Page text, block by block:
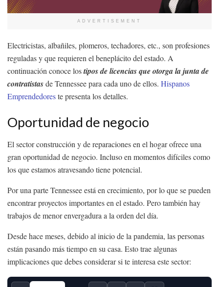
ADVERTISEMENT
Electricistas, albañiles, plomeros, techadores, etc., son profesiones
reguladas y que requieren el beneplácito del estado. A
continuación conoce lostipos de licencias que otorga la junta de
contratistasde Tennessee para cada uno de ellos. Hispanos
Emprendedoreste presenta los detalles.
Oportunidad de negocio
El sector construcción y de reparaciones en el hogar ofrece una
gran oportunidad de negocio. Incluso en momentos difíciles como
los que estamos atravesando tiene potencial.
Por una parte Tennessee está en crecimiento, por lo que se pueden
encontrar proyectos importantes en el estado. Pero también hay
trabajos de menor envergadura a la orden del día.
Desde hace meses, debido al inicio de la pandemia, las personas
están pasando más tiempo en su casa. Esto trae algunas
implicaciones que debes considerar si te interesa este sector: